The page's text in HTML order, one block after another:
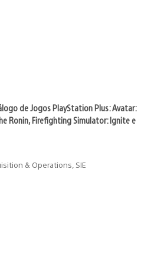
de Jogos PlayStation Plus: Avatar:
Ronin, Firefighting Simulator: Ignite e
& Operations, SIE